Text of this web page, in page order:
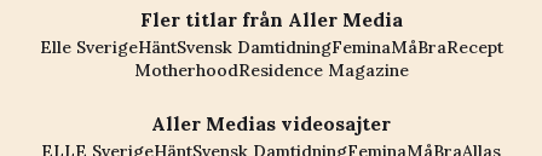
Fler titlar från Aller Media
Elle SverigeHäntSvensk DamtidningFeminaMåBraRecept
MotherhoodResidence Magazine
Aller Medias videosajter